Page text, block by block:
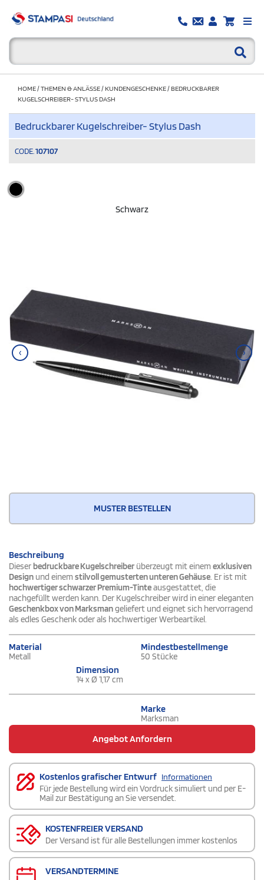
HOME/THEMEN & ANLÄSSE/KUNDENGESCHENKE/BEDRUCKBARER
KUGELSCHREIBER- STYLUS DASH
Bedruckbarer Kugelschreiber- Stylus Dash
CODE. 107107
Schwarz
‹ ›
MUSTER BESTELLEN
Beschreibung
Dieserbedruckbare Kugelschreiber überzeugt mit einem exklusiven
Design und einem stilvoll gemusterten unteren Gehäuse. Er ist mit
hochwertiger schwarzer Premium-Tinteausgestattet, die
nachgefüllt werden kann. Der Kugelschreiber wird in einer eleganten
Geschenkbox von Marksmangeliefert und eignet sich hervorragend
als edles Geschenk oder als hochwertiger Werbeartikel.
Material
Metall
Mindestbestellmenge
50 Stücke
Dimension
14 x Ø 1,17 cm
Marke
Marksman
Angebot Anfordern
Kostenlos grafischer Entwurf Informationen
Für jede Bestellung wird ein Vordruck simuliert und per E-
Mail zur Bestätigung an Sie versendet.
KOSTENFREIER VERSAND
Der Versand ist für alle Bestellungen immer kostenlos
VERSANDTERMINE